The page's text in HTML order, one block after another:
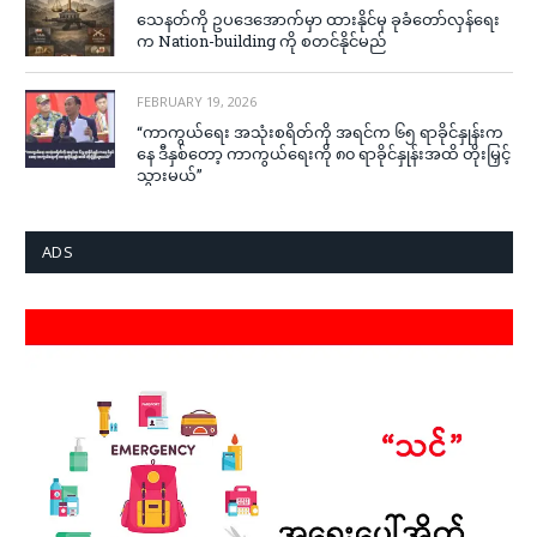
သေနတ်ကို ဥပဒေအောက်မှာ ထားနိုင်မှ ခုခံတော်လှန်ရေး
က Nation-building ကို စတင်နိုင်မည်
FEBRUARY 19, 2026
“ကာကွယ်ရေး အသုံးစရိတ်ကို အရင်က ၆၅ ရာခိုင်နှုန်းက
နေ ဒီနှစ်တော့ ကာကွယ်ရေးကို ၈၀ ရာခိုင်နှုန်းအထိ တိုးမြှင့်
သွားမယ်”
ADS